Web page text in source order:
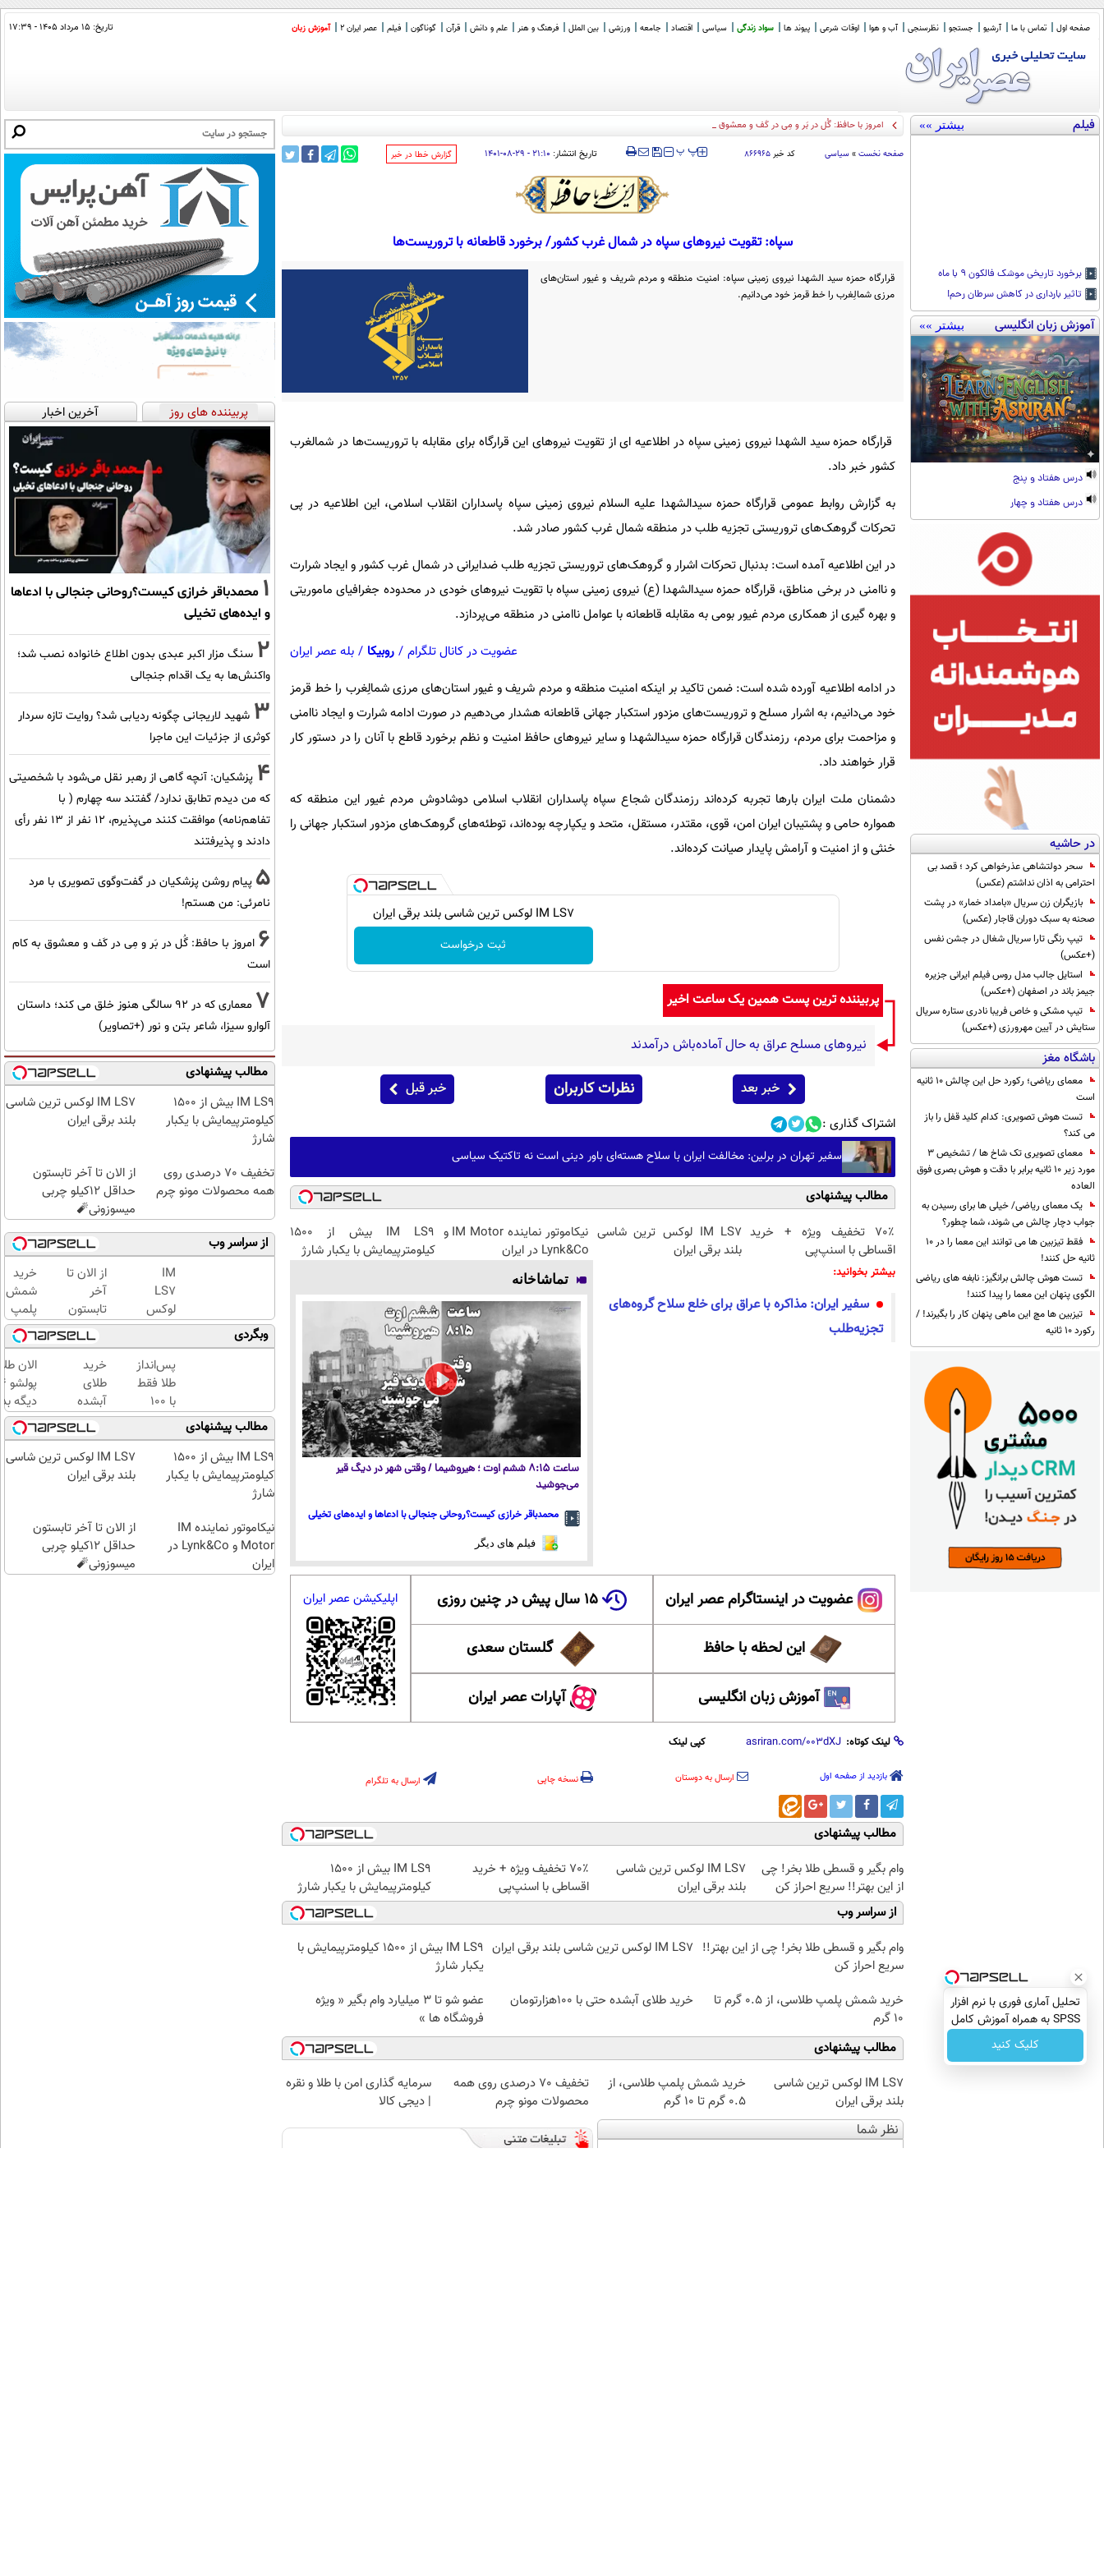
صفحه اول تماس با ما آرشیو جستجو نظرسنجی آب و هوا اوقات شرعی پیوند ها سواد زندگی سیاسی اقتصاد جامعه ورزشی بین الملل فرهنگ و هنر علم و دانش قرآن گوناگون فیلم عصر ایران 2 آموزش زبان تاریخ: ۱۵ مرداد ۱۴۰۵ - ۱۷:۳۹
فیلم بیشتر »»
برخورد تاریخی موشک فالکون ۹ با ماه
تاثیر بارداری در کاهش سرطان رحم!
آموزش زبان انگلیسی بیشتر »»
درس هفتاد و پنج
درس هفتاد و چهار
در حاشیه
سحر دولتشاهی عذرخواهی کرد ؛ قصد بی
احترامی به اذان نداشتم (عکس)
بازیگران زن سریال «بامداد خمار» در پشت
صحنه به سبک دوران قاجار (عکس)
تیپ رنگی تارا سریال شغال در جشن نفس
(+عکس)
استایل جالب مدل روس فیلم ایرانی جزیره
جیمز باند در اصفهان (+عکس)
تیپ مشکی و خاص فریبا نادری ستاره سریال
ستایش در آیین مهرورزی (+عکس)
باشگاه مغز
معمای ریاضی؛ رکورد حل این چالش 10 ثانیه
است
تست هوش تصویری: کدام کلید قفل را باز
می کند؟
معمای تصویری تک شاخ ها / تشخیص 3
مورد زیر 10 ثانیه برابر با دقت و هوش بصری فوق
العاده
یک معمای ریاضی/ خیلی ها برای رسیدن به
جواب دچار چالش می شوند، شما چطور؟
فقط تیزبین ها می توانند این معما را در 10
ثانیه حل کنند!
تست هوش چالش برانگیز: نابغه های ریاضی
الگوی پنهان این معما را پیدا کنند!
تیزبین ها مچ این ماهی پنهان کار را بگیرند! /
رکورد 10 ثانیه
امروز با حافظ: گُل در بَر و مِی در کَف و معشوق به کام است
صفحه نخست » سیاسی کد خبر ۸۶۶۹۶۵ ‍‍‍ پپ تاریخ انتشار: ۲۱:۱۰ - ۲۹-۰۸-۱۴۰۱ ‌گزارش خطا در خبر
سپاه: تقویت نیروهای سپاه در شمال غرب کشور/ برخورد قاطعانه با تروریست‌ها
قرارگاه حمزه سید الشهدا نیروی زمینی سپاه: امنیت منطقه و مردم شریف و غیور استان‌های
مرزی شمالِغرب را خط قرمز خود می‌دانیم.
قرارگاه حمزه سید الشهدا نیروی زمینی سپاه در اطلاعیه ای از تقویت نیروهای این قرارگاه برای مقابله با تروریست‌ها در شمالغرب
کشور خبر داد.
به گزارش روابط عمومی قرارگاه حمزه سیدالشهدا علیه السلام نیروی زمینی سپاه پاسداران انقلاب اسلامی، این اطلاعیه در پی
تحرکات گروهک‌های تروریستی تجزیه طلب در منطقه شمال غرب کشور صادر شد.
در این اطلاعیه آمده است: بدنبال تحرکات اشرار و گروهک‌های تروریستی تجزیه طلب ضدایرانی در شمال غرب کشور و ایجاد شرارت
و ناامنی در برخی مناطق، قرارگاه حمزه سیدالشهدا (ع) نیروی زمینی سپاه با تقویت نیروهای خودی در محدوده جغرافیای ماموریتی
و بهره گیری از همکاری مردم غیور بومی به مقابله قاطعانه با عوامل ناامنی در منطقه می‌پردازد.
عضویت در کانال تلگرام / روبیکا / بله عصر ایران
در ادامه اطلاعیه آورده شده است: ضمن تاکید بر اینکه امنیت منطقه و مردم شریف و غیور استان‌های مرزی شمالِغرب را خط قرمز
خود می‌دانیم، به اشرار مسلح و تروریست‌های مزدور استکبار جهانی قاطعانه هشدار می‌دهیم در صورت ادامه شرارت و ایجاد ناامنی
و مزاحمت برای مردم، رزمندگان قرارگاه حمزه سیدالشهدا و سایر نیروهای حافظ امنیت و نظم برخورد قاطع با آنان را در دستور کار
قرار خواهند داد.
دشمنان ملت ایران بارها تجربه کرده‌اند رزمندگان شجاع سپاه پاسداران انقلاب اسلامی دوشادوش مردم غیور این منطقه که
همواره حامی و پشتیبان ایران امن، قوی، مقتدر، مستقل، متحد و یکپارچه بوده‌اند، توطئه‌های گروهک‌های مزدور استکبار جهانی را
خنثی و از امنیت و آرامش پایدار صیانت کرده‌اند.
IM LS7 لوکس ترین شاسی بلند برقی ایران
ثبت درخواست
پربیننده ترین پست همین یک ساعت اخیر
نیروهای مسلح عراق به حال آماده‌باش درآمدند
خبر بعد نظرات کاربران خبر قبل
اشتراک گذاری :
سفیر تهران در برلین: مخالفت ایران با سلاح هسته‌ای باور دینی است نه تاکتیک سیاسی
مطالب پیشنهادی
70٪ تخفیف ویژه + خرید
اقساطی با اسنپ‌پی
IM LS7 لوکس ترین شاسی
بلند برقی ایران
نیکاموتور نماینده IM Motor و
Lynk&Co در ایران
IM LS9 بیش از 1500
کیلومترپیمایش با یکبار شارژ
بیشتر بخوانید:
سفیر ایران: مذاکره با عراق برای خلع سلاح گروه‌های
تجزیه‌طلب
تماشاخانه
ساعت ۸:۱۵ ششم اوت ؛ هیروشیما / وقتی شهر در دیگ قیر
می‌جوشید
محمدباقر خرازی کیست؟روحانی جنجالی با ادعاها و ایده‌های تخیلی
فیلم های دیگر
عضویت در اینستاگرام عصر ایران ۱۵ سال پیش در چنین روزی
این لحظه با حافظ گلستان سعدی
آموزش زبان انگلیسی آپارات عصر ایران
اپلیکیشن عصر ایران
لینک کوتاه: کپی لینک
بازدید از صفحه اول ارسال به دوستان نسخه چاپی ارسال به تلگرام
مطالب پیشنهادی
وام بگیر و قسطی طلا بخر! چی
از این بهتر!! سریع احراز کن
IM LS7 لوکس ترین شاسی
بلند برقی ایران
70٪ تخفیف ویژه + خرید
اقساطی با اسنپ‌پی
IM LS9 بیش از 1500
کیلومترپیمایش با یکبار شارژ
از سراسر وب
وام بگیر و قسطی طلا بخر! چی از این بهتر!!
سریع احراز کن
IM LS7 لوکس ترین شاسی بلند برقی ایران
IM LS9 بیش از 1500 کیلومترپیمایش با
یکبار شارژ
خرید شمش پلمپ طلاسی، از ۰.۵ گرم تا
۱۰ گرم
خرید طلای آبشده حتی با ۱۰۰هزارتومان
عضو شو تا 3 میلیارد وام بگیر « ویژه
فروشگاه ها »
مطالب پیشنهادی
IM LS7 لوکس ترین شاسی
بلند برقی ایران
خرید شمش پلمپ طلاسی، از
۰.۵ گرم تا ۱۰ گرم
تخفیف 70 درصدی روی همه
محصولات مونو چرم
سرمایه گذاری امن با طلا و نقره
| دیجی کالا
نظر شما
پربیننده های روز آخرین اخبار
1 محمدباقر خرازی کیست؟روحانی جنجالی با ادعاها
و ایده‌های تخیلی
2 سنگ مزار اکبر عبدی بدون اطلاع خانواده نصب شد؛
واکنش‌ها به یک اقدام جنجالی
3 شهید لاریجانی چگونه ردیابی شد؟ روایت تازه سردار
کوثری از جزئیات این ماجرا
4 پزشکیان‌: آنچه گاهی از رهبر نقل می‌شود با شخصیتی
که من دیدم تطابق ندارد/ گفتند سه چهارم ( با
تفاهم‌نامه) موافقت کنند می‌پذیرم، 12 نفر از 13 نفر رأی
دادند و پذیرفتند
5 پیام روشن پزشکیان در گفت‌و‌گوی تصویری با مرد
نامرئی: من هستم!
6 امروز با حافظ: گُل در بَر و مِی در کَف و معشوق به کام
است
7
معماری که در 92 سالگی هنوز خلق می کند؛ داستان
آلوارو سیزا، شاعر بتن و نور (+تصاویر)
مطالب پیشنهادی
IM LS9 بیش از 1500
کیلومترپیمایش با یکبار
شارژ
IM LS7 لوکس ترین شاسی
بلند برقی ایران
تخفیف 70 درصدی روی
همه محصولات مونو چرم
از الان تا آخر تابستون
حداقل 12کیلو چربی
میسوزونی🧨
از سراسر وب
IM
LS7
لوکس
ترین
شاسی
بلند
برقی
ایران
از الان تا
آخر
تابستون
حداقل
12کیلو
چربی
میسوزونی
🧨
خرید
شمش
پلمپ
طلاسی،
از ۰.۵
گرم تا
۱۰ گرم
وبگردی
پس‌انداز
طلا فقط
با ۱۰۰
هزارتومان
(امن و
راحت)
خرید
طلای
آبشده
حتی با
۱۰۰هزارتومان
الان
دیگه
طلا با
بی‌بهره
مطالب پیشنهادی
IM LS9 بیش از 1500
کیلومترپیمایش با یکبار
شارژ
IM LS7 لوکس ترین شاسی
بلند برقی ایران
نیکاموتور نماینده IM
Motor و Lynk&Co در
ایران
از الان تا آخر تابستون
حداقل 12کیلو چربی
میسوزونی🧨
تحلیل آماری فوری با نرم افزار
SPSS به همراه آموزش کامل
حتی یک روزه !!
کلیک کنید